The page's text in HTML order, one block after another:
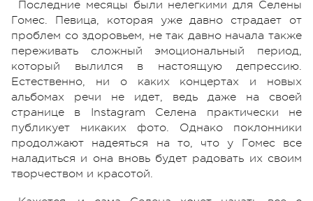
Последние месяцы были нелегкими для Селены
Гомес. Певица, которая уже давно страдает от
проблем со здоровьем, не так давно начала также
переживать сложный эмоциональный период,
который вылился в настоящую депрессию.
Естественно, ни о каких концертах и новых
альбомах речи не идет, ведь даже на своей
странице в Instagram Селена практически не
публикует никаких фото. Однако поклонники
продолжают надеяться на то, что у Гомес все
наладиться и она вновь будет радовать их своим
творчеством и красотой.